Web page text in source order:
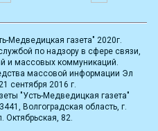
Медведицкая газета" 2020г.
по надзору в сфере связи,
и массовых коммуникаций.
массовой информации Эл
сентября 2016 г.
"Усть-Медведицкая газета"
Волгоградская область, г.
Октябрьская, 82.